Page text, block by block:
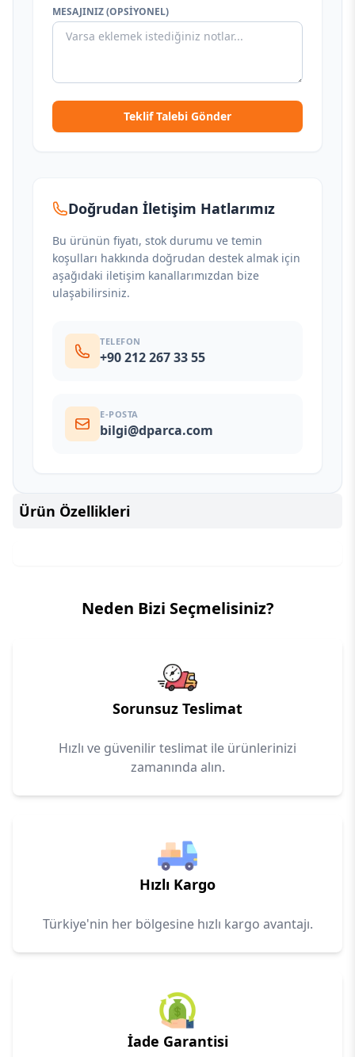
MESAJINIZ (OPSIYONEL)
Teklif Talebi Gönder
Doğrudan İletişim Hatlarımız
Bu ürünün fiyatı, stok durumu ve temin
koşulları hakkında doğrudan destek almak için
aşağıdaki iletişim kanallarımızdan bize
ulaşabilirsiniz.
TELEFON
+90 212 267 33 55
E-POSTA
bilgi@dparca.com
Ürün Özellikleri
Neden Bizi Seçmelisiniz?
Sorunsuz Teslimat
Hızlı ve güvenilir teslimat ile ürünlerinizi
zamanında alın.
Hızlı Kargo
Türkiye'nin her bölgesine hızlı kargo avantajı.
İade Garantisi